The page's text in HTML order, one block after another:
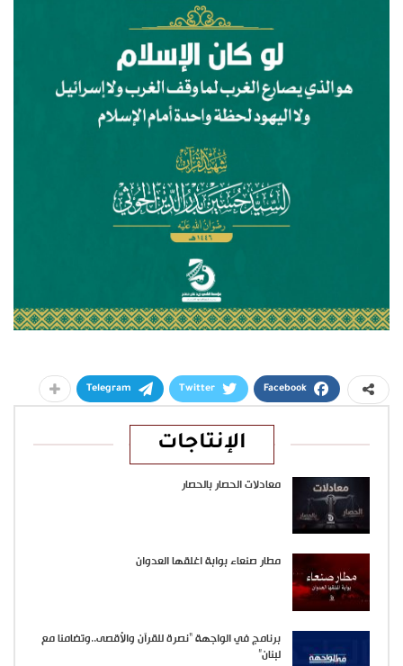
Facebook
Twitter
Telegram
الإنتاجات
معادلات الحصار بالحصار
مطار صنعاء بوابة اغلقها العدوان
برنامج في الواجهة “نصرة للقرآن والأقصى..وتضامنا مع
لبنان”